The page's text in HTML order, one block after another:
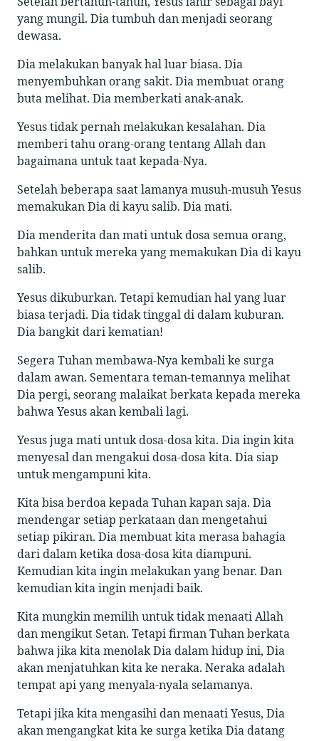
yang mungil. Dia tumbuh dan menjadi seorang
dewasa.
Dia melakukan banyak hal luar biasa. Dia
menyembuhkan orang sakit. Dia membuat orang
buta melihat. Dia memberkati anak-anak.
Yesus tidak pernah melakukan kesalahan. Dia
memberi tahu orang-orang tentang Allah dan
bagaimana untuk taat kepada-Nya.
Setelah beberapa saat lamanya musuh-musuh Yesus
memakukan Dia di kayu salib. Dia mati.
Dia menderita dan mati untuk dosa semua orang,
bahkan untuk mereka yang memakukan Dia di kayu
salib.
Yesus dikuburkan. Tetapi kemudian hal yang luar
biasa terjadi. Dia tidak tinggal di dalam kuburan.
Dia bangkit dari kematian!
Segera Tuhan membawa-Nya kembali ke surga
dalam awan. Sementara teman-temannya melihat
Dia pergi, seorang malaikat berkata kepada mereka
bahwa Yesus akan kembali lagi.
Yesus juga mati untuk dosa-dosa kita. Dia ingin kita
menyesal dan mengakui dosa-dosa kita. Dia siap
untuk mengampuni kita.
Kita bisa berdoa kepada Tuhan kapan saja. Dia
mendengar setiap perkataan dan mengetahui
setiap pikiran. Dia membuat kita merasa bahagia
dari dalam ketika dosa-dosa kita diampuni.
Kemudian kita ingin melakukan yang benar. Dan
kemudian kita ingin menjadi baik.
Kita mungkin memilih untuk tidak menaati Allah
dan mengikut Setan. Tetapi firman Tuhan berkata
bahwa jika kita menolak Dia dalam hidup ini, Dia
akan menjatuhkan kita ke neraka. Neraka adalah
tempat api yang menyala-nyala selamanya.
Tetapi jika kita mengasihi dan menaati Yesus, Dia
akan mengangkat kita ke surga ketika Dia datang